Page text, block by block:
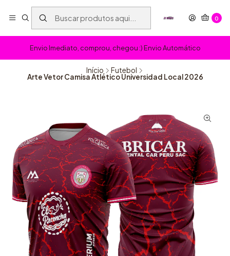
0
Envio Imediato, comprou, chegou :) Envio Automático
Início Futebol
Arte Vetor Camisa Atlético Universidad Local 2026